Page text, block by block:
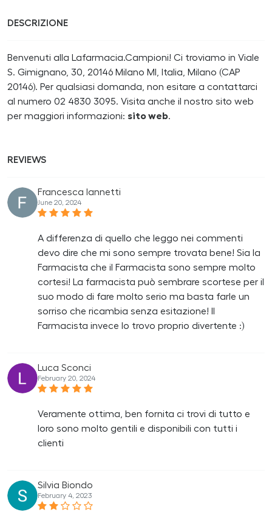
DESCRIZIONE
Benvenuti alla Lafarmacia.Campioni! Ci troviamo in Viale
S. Gimignano, 30, 20146 Milano MI, Italia, Milano (CAP
20146). Per qualsiasi domanda, non esitare a contattarci
al numero 02 4830 3095. Visita anche il nostro sito web
per maggiori informazioni: sito web.
REVIEWS
Francesca Iannetti
June 20, 2024
A differenza di quello che leggo nei commenti
devo dire che mi sono sempre trovata bene! Sia la
Farmacista che il Farmacista sono sempre molto
cortesi! La farmacista può sembrare scortese per il
suo modo di fare molto serio ma basta farle un
sorriso che ricambia senza esitazione! Il
Farmacista invece lo trovo proprio divertente :)
Luca Sconci
February 20, 2024
Veramente ottima, ben fornita ci trovi di tutto e
loro sono molto gentili e disponibili con tutti i
clienti
Silvia Biondo
February 4, 2023